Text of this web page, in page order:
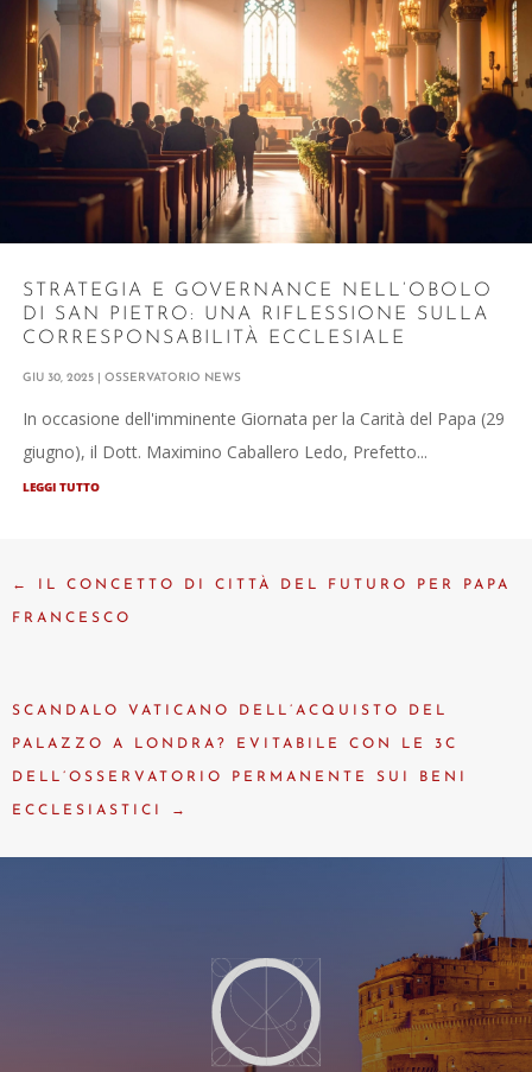
STRATEGIA E GOVERNANCE NELL’OBOLO
DI SAN PIETRO: UNA RIFLESSIONE SULLA
CORRESPONSABILITÀ ECCLESIALE
GIU 30, 2025 OSSERVATORIO NEWS
In occasione dell'imminente Giornata per la Carità del Papa (29
giugno), il Dott. Maximino Caballero Ledo, Prefetto...
LEGGI TUTTO
← IL CONCETTO DI CITTÀ DEL FUTURO PER PAPA
FRANCESCO
SCANDALO VATICANO DELL’ACQUISTO DEL
PALAZZO A LONDRA? EVITABILE CON LE 3C
DELL’OSSERVATORIO PERMANENTE SUI BENI
ECCLESIASTICI →